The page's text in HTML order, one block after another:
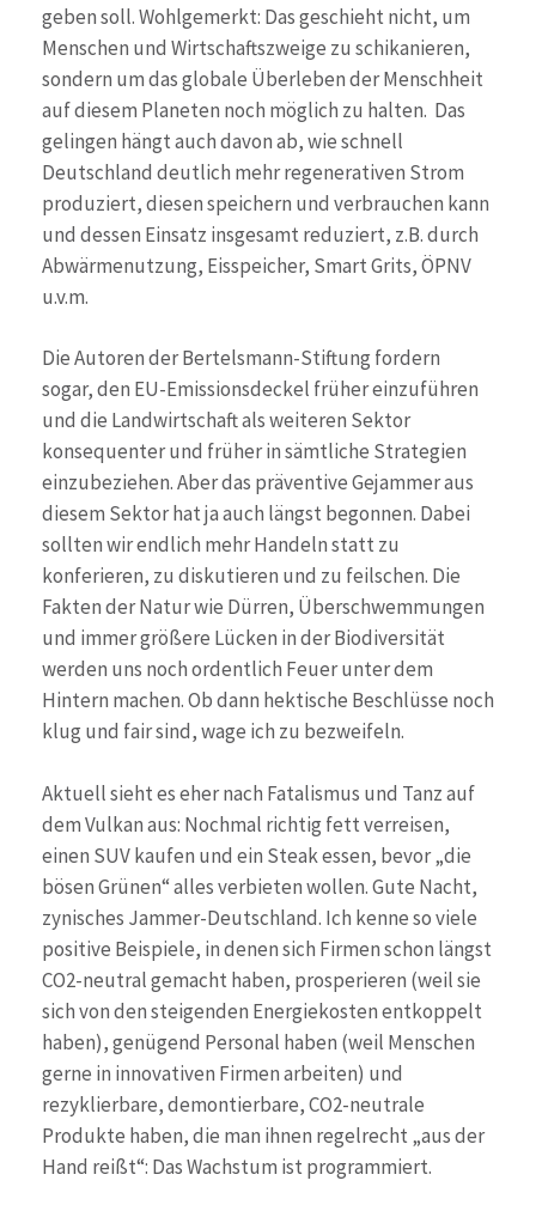
geben soll. Wohlgemerkt: Das geschieht nicht, um
Menschen und Wirtschaftszweige zu schikanieren,
sondern um das globale Überleben der Menschheit
auf diesem Planeten noch möglich zu halten. Das
gelingen hängt auch davon ab, wie schnell
Deutschland deutlich mehr regenerativen Strom
produziert, diesen speichern und verbrauchen kann
und dessen Einsatz insgesamt reduziert, z.B. durch
Abwärmenutzung, Eisspeicher, Smart Grits, ÖPNV
u.v.m.
Die Autoren der Bertelsmann-Stiftung fordern
sogar, den EU-Emissionsdeckel früher einzuführen
und die Landwirtschaft als weiteren Sektor
konsequenter und früher in sämtliche Strategien
einzubeziehen. Aber das präventive Gejammer aus
diesem Sektor hat ja auch längst begonnen. Dabei
sollten wir endlich mehr Handeln statt zu
konferieren, zu diskutieren und zu feilschen. Die
Fakten der Natur wie Dürren, Überschwemmungen
und immer größere Lücken in der Biodiversität
werden uns noch ordentlich Feuer unter dem
Hintern machen. Ob dann hektische Beschlüsse noch
klug und fair sind, wage ich zu bezweifeln.
Aktuell sieht es eher nach Fatalismus und Tanz auf
dem Vulkan aus: Nochmal richtig fett verreisen,
einen SUV kaufen und ein Steak essen, bevor „die
bösen Grünen“ alles verbieten wollen. Gute Nacht,
zynisches Jammer-Deutschland. Ich kenne so viele
positive Beispiele, in denen sich Firmen schon längst
CO2-neutral gemacht haben, prosperieren (weil sie
sich von den steigenden Energiekosten entkoppelt
haben), genügend Personal haben (weil Menschen
gerne in innovativen Firmen arbeiten) und
rezyklierbare, demontierbare, CO2-neutrale
Produkte haben, die man ihnen regelrecht „aus der
Hand reißt“: Das Wachstum ist programmiert.